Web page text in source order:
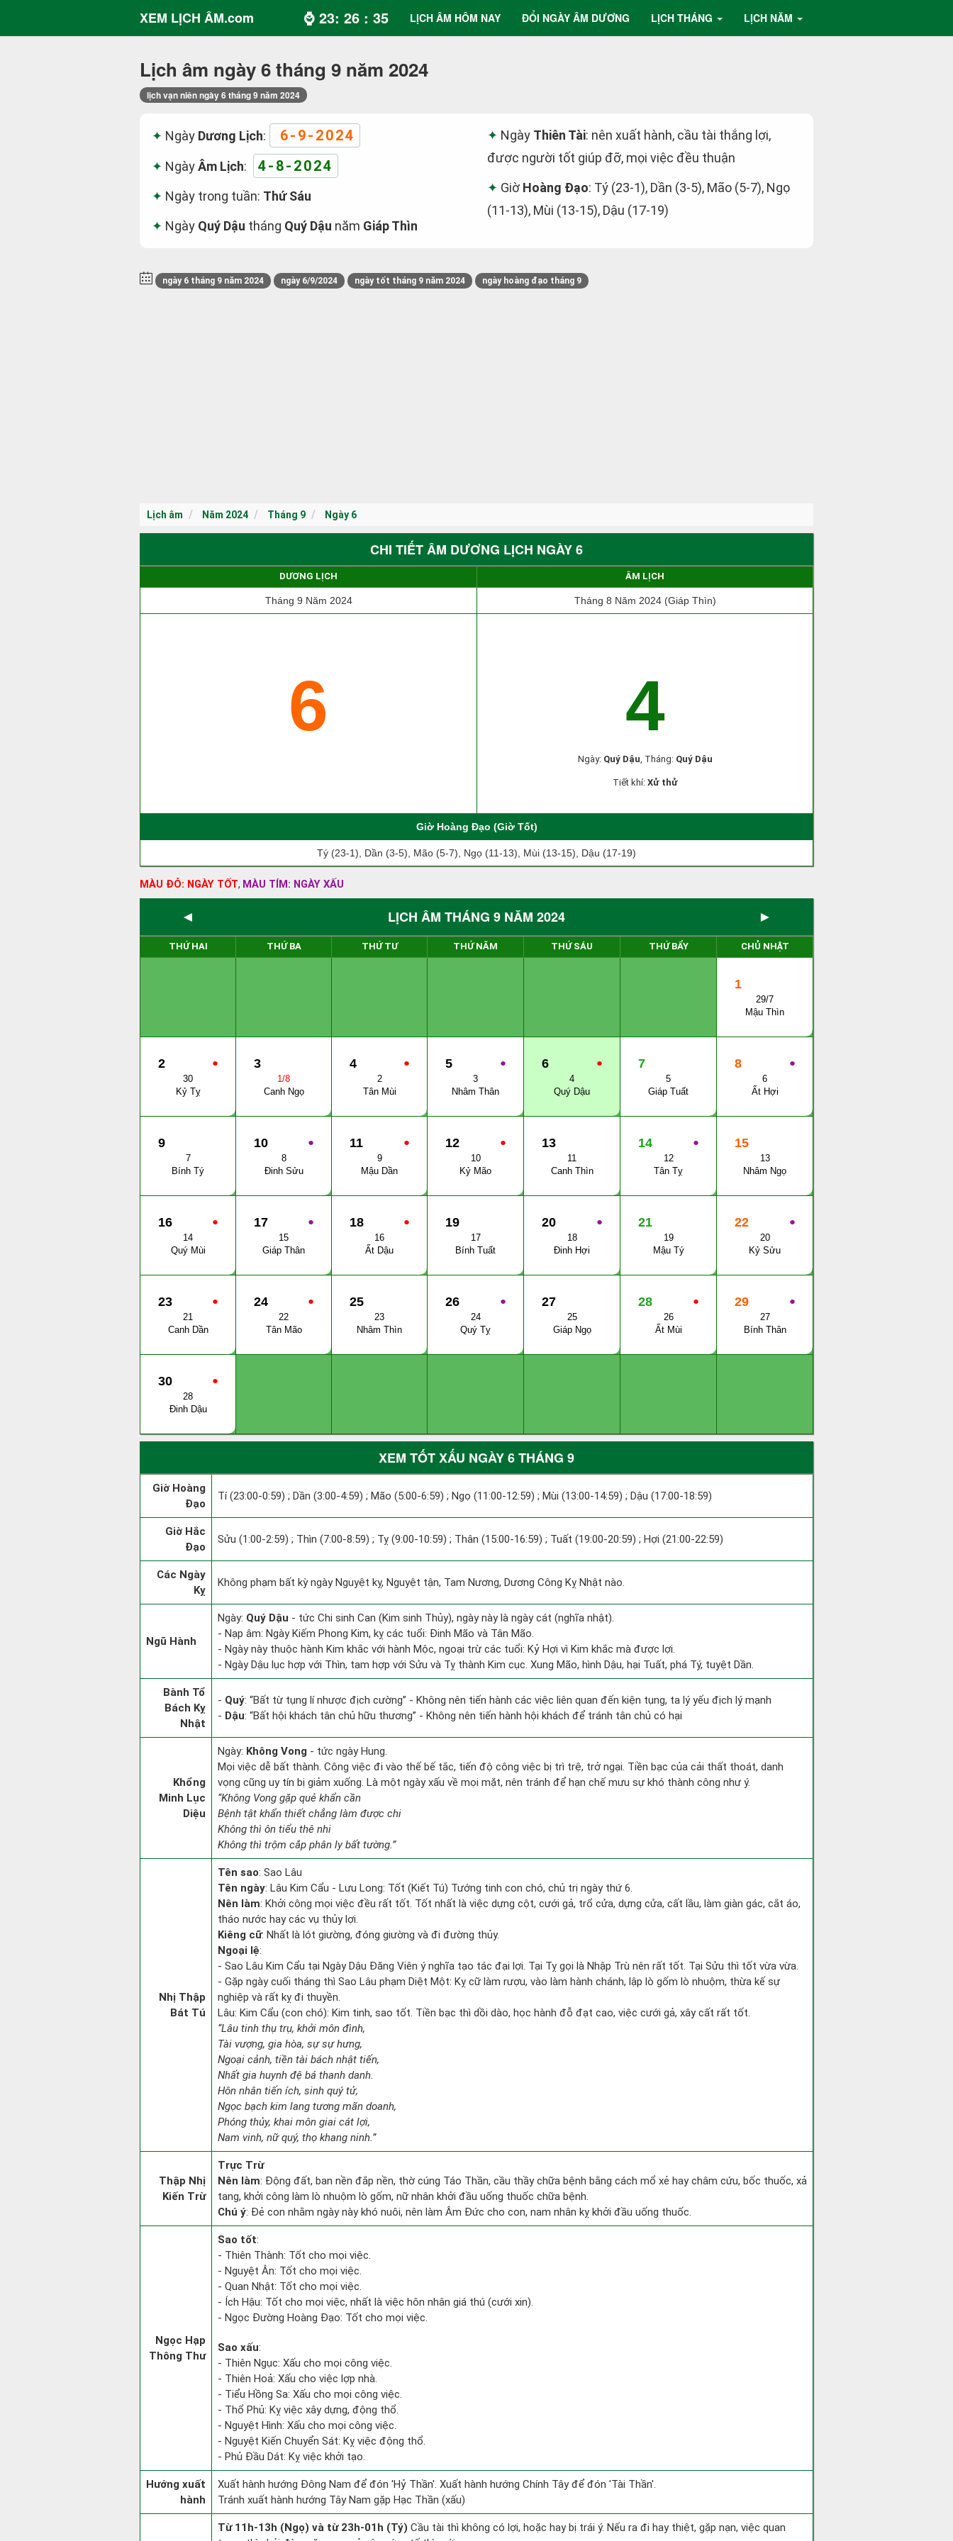
XEM LỊCH ÂM.com ⌚ 23: 26 : 36 LỊCH ÂM HÔM NAY ĐỔI NGÀY ÂM DƯƠNG LỊCH THÁNG LỊCH NĂM
Lịch âm ngày 6 tháng 9 năm 2024
lịch vạn niên ngày 6 tháng 9 năm 2024
Ngày Dương Lịch: 6-9-2024
NgàyÂm Lịch: 4-8-2024
Ngày trong tuần: Thứ Sáu
Ngày Quý Dậu tháng Quý Dậu năm Giáp Thìn
Ngày Thiên Tài: nên xuất hành, cầu tài thắng lợi,
được người tốt giúp đỡ, mọi việc đều thuận
Giờ Hoàng Đạo: Tý (23-1), Dần (3-5), Mão (5-7), Ngọ
(11-13), Mùi (13-15), Dậu (17-19)
ngày 6 tháng 9 năm 2024 ngày 6/9/2024 ngày tốt tháng 9 năm 2024 ngày hoàng đạo tháng 9
Lịch âm Năm 2024 Tháng 9 Ngày 6
CHI TIẾT ÂM DƯƠNG LỊCH NGÀY 6
DƯƠNG LỊCH ÂM LỊCH
Tháng 9 Năm 2024 Tháng 8 Năm 2024 (Giáp Thìn)
6 4
Ngày: Quý Dậu, Tháng: Quý Dậu
Tiết khí: Xử thử
Giờ Hoàng Đạo (Giờ Tốt)
Tý (23-1), Dần (3-5), Mão (5-7), Ngọ (11-13), Mùi (13-15), Dậu (17-19)
MÀU ĐỎ: NGÀY TỐT, MÀU TÍM: NGÀY XẤU
◄ LỊCH ÂM THÁNG 9 NĂM 2024 ►
THỨ HAI THỨ BA THỨ TƯ THỨ NĂM THỨ SÁU THỨ BẨY CHỦ NHẬT
1
29/7
Mậu Thìn
●
2
30
Kỷ Tỵ
3
1/8
Canh Ngọ
●
4
2
Tân Mùi
●
5
3
Nhâm Thân
●
6
4
Quý Dậu
7
5
Giáp Tuất
●
8
6
Ất Hợi
9
7
Bính Tý
●
10
8
Đinh Sửu
●
11
9
Mậu Dần
●
12
10
Kỷ Mão
13
11
Canh Thìn
●
14
12
Tân Tỵ
15
13
Nhâm Ngọ
●
16
14
Quý Mùi
●
17
15
Giáp Thân
●
18
16
Ất Dậu
19
17
Bính Tuất
●
20
18
Đinh Hợi
21
19
Mậu Tý
●
22
20
Kỷ Sửu
●
23
21
Canh Dần
●
24
22
Tân Mão
25
23
Nhâm Thìn
●
26
24
Quý Tỵ
27
25
Giáp Ngọ
●
28
26
Ất Mùi
●
29
27
Bính Thân
●
30
28
Đinh Dậu
XEM TỐT XẤU NGÀY 6 THÁNG 9
Giờ Hoàng
Đạo
Tí (23:00-0:59) ; Dần (3:00-4:59) ; Mão (5:00-6:59) ; Ngọ (11:00-12:59) ; Mùi (13:00-14:59) ; Dậu (17:00-18:59)
Giờ Hắc
Đạo
Sửu (1:00-2:59) ; Thìn (7:00-8:59) ; Tỵ (9:00-10:59) ; Thân (15:00-16:59) ; Tuất (19:00-20:59) ; Hợi (21:00-22:59)
Các Ngày
Kỵ
Không phạm bất kỳ ngày Nguyệt kỵ, Nguyệt tận, Tam Nương, Dương Công Kỵ Nhật nào.
Ngũ Hành
Ngày: Quý Dậu - tức Chi sinh Can (Kim sinh Thủy), ngày này là ngày cát (nghĩa nhật).
- Nạp âm: Ngày Kiếm Phong Kim, kỵ các tuổi: Đinh Mão và Tân Mão.
- Ngày này thuộc hành Kim khắc với hành Mộc, ngoại trừ các tuổi: Kỷ Hợi vì Kim khắc mà được lợi.
- Ngày Dậu lục hợp với Thìn, tam hợp với Sửu và Tỵ thành Kim cục. Xung Mão, hình Dậu, hại Tuất, phá Tý, tuyệt Dần.
Bành Tổ
Bách Kỵ
Nhật
- Quý: “Bất từ tụng lí nhược địch cường” - Không nên tiến hành các việc liên quan đến kiện tụng, ta lý yếu địch lý mạnh
- Dậu: “Bất hội khách tân chủ hữu thương” - Không nên tiến hành hội khách để tránh tân chủ có hại
Khổng
Minh Lục
Diệu
Ngày: Không Vong - tức ngày Hung.
Mọi việc dễ bất thành. Công việc đi vào thế bế tắc, tiến độ công việc bị trì trệ, trở ngại. Tiền bạc của cải thất thoát, danh
vọng cũng uy tín bị giảm xuống. Là một ngày xấu về mọi mặt, nên tránh để hạn chế mưu sự khó thành công như ý.
“Không Vong gặp quẻ khẩn cần
Bệnh tật khẩn thiết chẳng làm được chi
Không thì ôn tiểu thê nhi
Không thì trộm cắp phân ly bất tường.”
Nhị Thập
Bát Tú
Tên sao: Sao Lâu
Tên ngày: Lâu Kim Cẩu - Lưu Long: Tốt (Kiết Tú) Tướng tinh con chó, chủ trị ngày thứ 6.
Nên làm: Khởi công mọi việc đều rất tốt. Tốt nhất là việc dựng cột, cưới gả, trổ cửa, dựng cửa, cất lầu, làm giàn gác, cắt áo,
tháo nước hay các vụ thủy lợi.
Kiêng cữ: Nhất là lót giường, đóng giường và đi đường thủy.
Ngoại lệ:
- Sao Lâu Kim Cẩu tại Ngày Dậu Đăng Viên ý nghĩa tạo tác đại lợi. Tại Tỵ gọi là Nhập Trù nên rất tốt. Tại Sửu thì tốt vừa vừa.
- Gặp ngày cuối tháng thì Sao Lâu phạm Diệt Một: Kỵ cữ làm rượu, vào làm hành chánh, lập lò gốm lò nhuộm, thừa kế sự
nghiệp và rất kỵ đi thuyền.
Lâu: Kim Cẩu (con chó): Kim tinh, sao tốt. Tiền bạc thì dồi dào, học hành đỗ đạt cao, việc cưới gả, xây cất rất tốt.
“Lâu tinh thụ trụ, khởi môn đình,
Tài vượng, gia hòa, sự sự hưng,
Ngoại cảnh, tiền tài bách nhật tiến,
Nhất gia huynh đệ bá thanh danh.
Hôn nhân tiến ích, sinh quý tử,
Ngọc bạch kim lang tương mãn doanh,
Phóng thủy, khai môn giai cát lợi,
Nam vinh, nữ quý, thọ khang ninh.”
Thập Nhị
Kiến Trừ
Trực Trừ
Nên làm: Động đất, ban nền đắp nền, thờ cúng Táo Thần, cầu thầy chữa bệnh bằng cách mổ xẻ hay châm cứu, bốc thuốc, xả
tang, khởi công làm lò nhuộm lò gốm, nữ nhân khởi đầu uống thuốc chữa bệnh.
Chú ý: Đẻ con nhằm ngày này khó nuôi, nên làm Âm Đức cho con, nam nhân kỵ khởi đầu uống thuốc.
Ngọc Hạp
Thông Thư
Sao tốt:
- Thiên Thành: Tốt cho mọi việc.
- Nguyệt Ân: Tốt cho mọi việc.
- Quan Nhật: Tốt cho mọi việc.
- Ích Hậu: Tốt cho mọi việc, nhất là việc hôn nhân giá thú (cưới xin).
- Ngọc Đường Hoàng Đạo: Tốt cho mọi việc.
Sao xấu:
- Thiên Ngục: Xấu cho mọi công việc.
- Thiên Hoả: Xấu cho việc lợp nhà.
- Tiểu Hồng Sa: Xấu cho mọi công việc.
- Thổ Phủ: Kỵ việc xây dựng, động thổ.
- Nguyệt Hình: Xấu cho mọi công việc.
- Nguyệt Kiến Chuyển Sát: Kỵ việc động thổ.
- Phủ Đầu Dát: Kỵ việc khởi tạo.
Hướng xuất
hành
Xuất hành hướng Đông Nam để đón 'Hỷ Thần'. Xuất hành hướng Chính Tây để đón 'Tài Thần'.
Tránh xuất hành hướng Tây Nam gặp Hạc Thần (xấu)
Từ 11h-13h (Ngọ) và từ 23h-01h (Tý) Cầu tài thì không có lợi, hoặc hay bị trái ý. Nếu ra đi hay thiệt, gặp nạn, việc quan